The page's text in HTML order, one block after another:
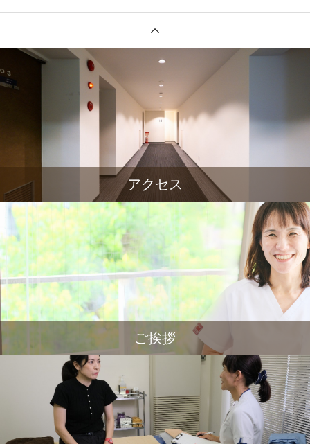
アクセス
ご挨拶